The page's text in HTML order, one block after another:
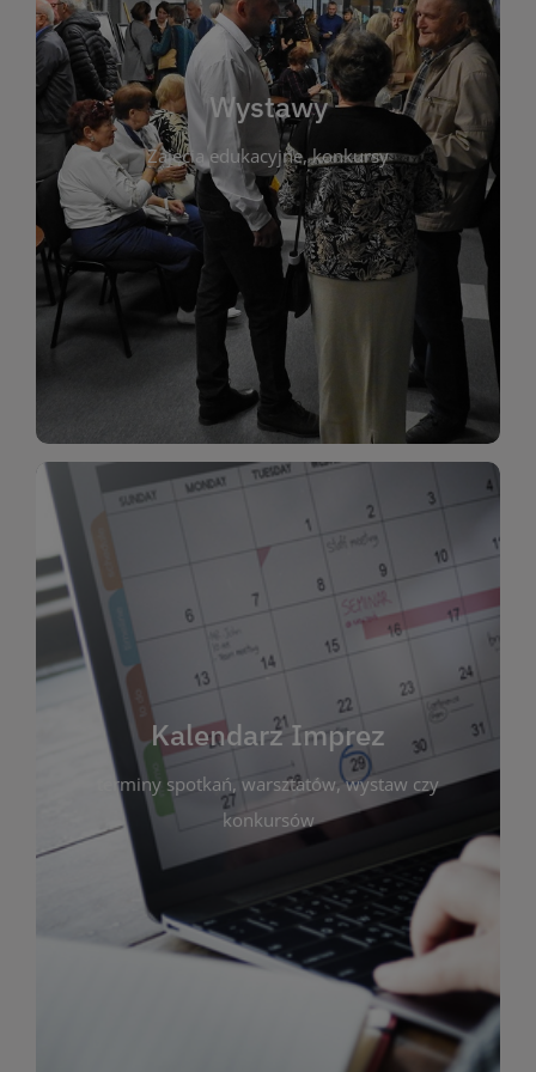
Wystawy
Zajęcia edukacyjne, konkursy
Wystawy
Biblioteka organizuje prezentujące zarówno
sztukę lokalnych twórców, jak i zbiory tematyczne.
W tej sekcji znajdziesz informacje o aktualnych
ekspozycjach oraz archiwum wystaw z
poprzednich lat. Prezentowane prace obejmują
malarstwo, fotografię, rękodzieło i inne formy
artystyczne. Każda wystawa to wyjątkowa okazja
do kontaktu z kulturą i sztuką w przestrzeni
biblioteki. Serdecznie zapraszamy wszystkich
Kalendarz Imprez
terminy spotkań, warsztatów, wystaw czy
konkursów
Kalendarz Imprez
Zakładka ta gromadzi wszystkie planowane
wydarzenia kulturalne i edukacyjne organizowane
przez bibliotekę. Możesz tu sprawdzić terminy
spotkań, warsztatów, wystaw czy konkursów.
Dzięki przejrzystemu kalendarzowi łatwo
zaplanujesz udział w interesujących Cię
wydarzeniach. Aktualizujemy harmonogram na
bieżąco, by zawsze był zgodny z planem pracy
biblioteki. Zapraszamy do śledzenia i uczestnictwa
w życiu kulturalnym miasta!
WIĘCEJ